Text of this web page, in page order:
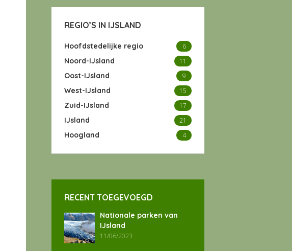
REGIO’S IN IJSLAND
Hoofdstedelijke regio 6
Noord-IJsland 11
Oost-IJsland 9
West-IJsland 15
Zuid-IJsland 17
IJsland 21
Hoogland 4
RECENT TOEGEVOEGD
Nationale parken van
IJsland
11/06/2023